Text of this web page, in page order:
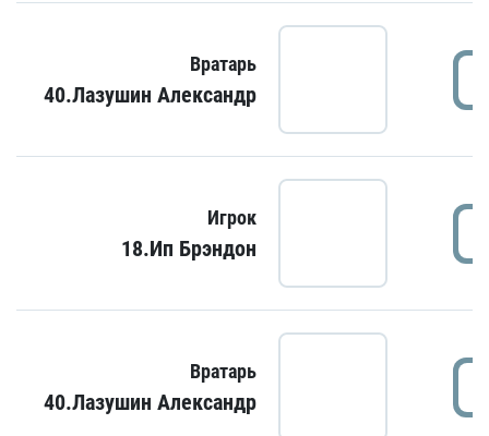
Вратарь
40.Лазушин Александр
Игрок
18.Ип Брэндон
Вратарь
40.Лазушин Александр